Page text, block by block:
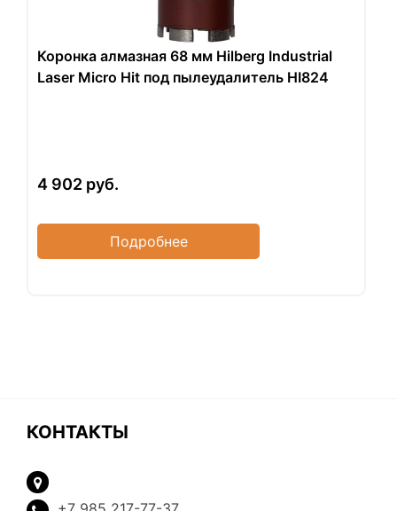
Коронка алмазная 68 мм Hilberg Industrial
Laser Micro Hit под пылеудалитель HI824
4 902 руб.
Подробнее
КОНТАКТЫ